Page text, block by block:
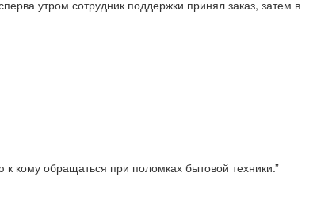
утром сотрудник поддержки принял заказ, затем в
кому обращаться при поломках бытовой техники.”